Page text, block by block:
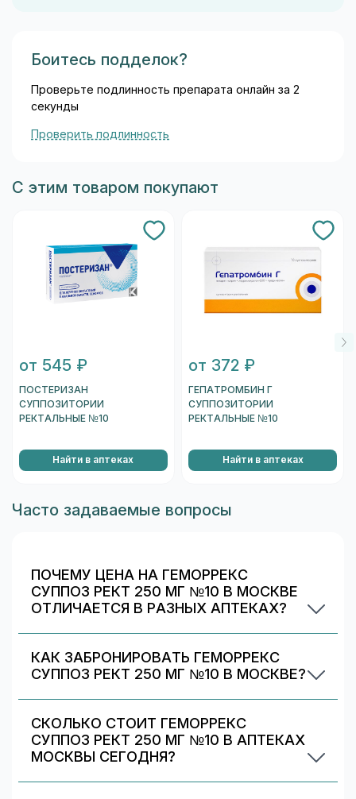
Боитесь подделок?
Проверьте подлинность препарата онлайн за 2
секунды
Проверить подлинность
С этим товаром покупают
от 545 ₽
ПОСТЕРИЗАН
СУППОЗИТОРИИ
РЕКТАЛЬНЫЕ №10
Найти в аптеках
от 372 ₽
ГЕПАТРОМБИН Г
СУППОЗИТОРИИ
РЕКТАЛЬНЫЕ №10
Найти в аптеках
Часто задаваемые вопросы
ПОЧЕМУ ЦЕНА НА ГЕМОРРЕКС
СУППОЗ РЕКТ 250 МГ №10 В МОСКВЕ
ОТЛИЧАЕТСЯ В РАЗНЫХ АПТЕКАХ?
разных аптек в Москве — выбирайте самое
выгодное и удобное по адресу/времени
работы.
КАК ЗАБРОНИРОВАТЬ ГЕМОРРЕКС
СУППОЗ РЕКТ 250 МГ №10 В МОСКВЕ?
(если доступно). После оформления получите
номер заказа и выкупите препарат в аптеке.
СКОЛЬКО СТОИТ ГЕМОРРЕКС
СУППОЗ РЕКТ 250 МГ №10 В АПТЕКАХ
МОСКВЫ СЕГОДНЯ?